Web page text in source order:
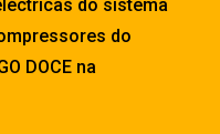
do sistema
do
DOCE na